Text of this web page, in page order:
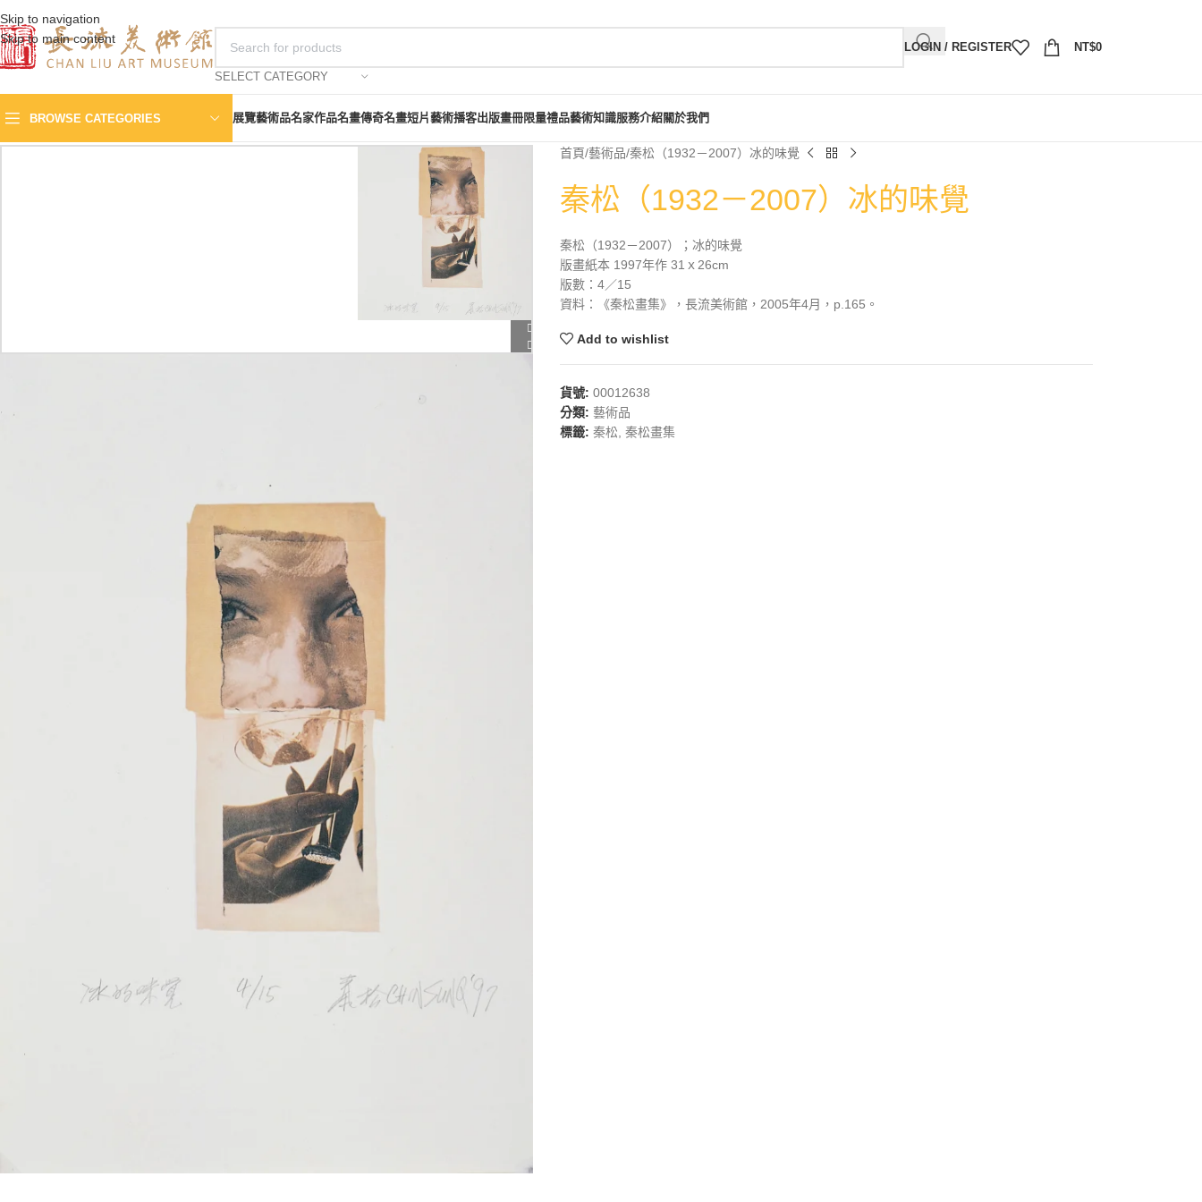
Skip to navigation
Skip to main content
SELECT CATEGORY
LOGIN / REGISTER NT$0
BROWSE CATEGORIES 展覽藝術品名家作品名畫傳奇名畫短片藝術播客出版畫冊限量禮品藝術知識服務介紹關於我們
首頁 藝術品 秦松（1932－2007）冰的味覺
秦松（1932－2007）冰的味覺
秦松（1932－2007）；冰的味覺
版畫紙本 1997年作 31ｘ26cm
版數：4／15
資料：《秦松畫集》，長流美術館，2005年4月，p.165。
Add to wishlist
貨號: 00012638
分類: 藝術品
標籤: 秦松 秦松畫集